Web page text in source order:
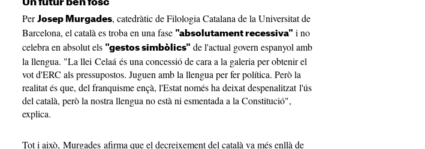
Un futur ben fosc
Per Josep Murgades, catedràtic de Filologia Catalana de la Universitat de
Barcelona, el català es troba en una fase "absolutament recessiva" i no
celebra en absolut els "gestos simbòlics" de l'actual govern espanyol amb
la llengua. "La llei Celaá és una concessió de cara a la galeria per obtenir el
vot d'ERC als pressupostos. Juguen amb la llengua per fer política. Però la
realitat és que, del franquisme ençà, l'Estat només ha deixat despenalitzat l'ús
del català, però la nostra llengua no està ni esmentada a la Constitució",
explica.
Tot i això, Murgades afirma que el decreixement del català va més enllà de